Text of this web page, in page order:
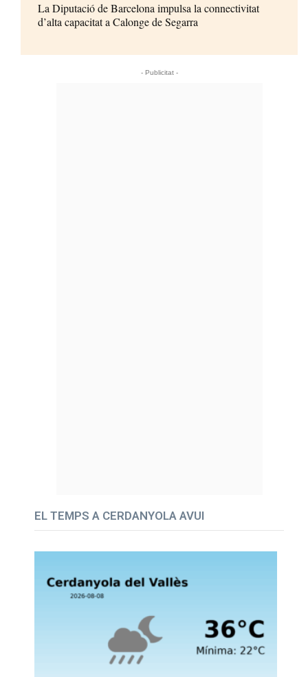
La Diputació de Barcelona impulsa la connectivitat
d’alta capacitat a Calonge de Segarra
- Publicitat -
EL TEMPS A CERDANYOLA AVUI